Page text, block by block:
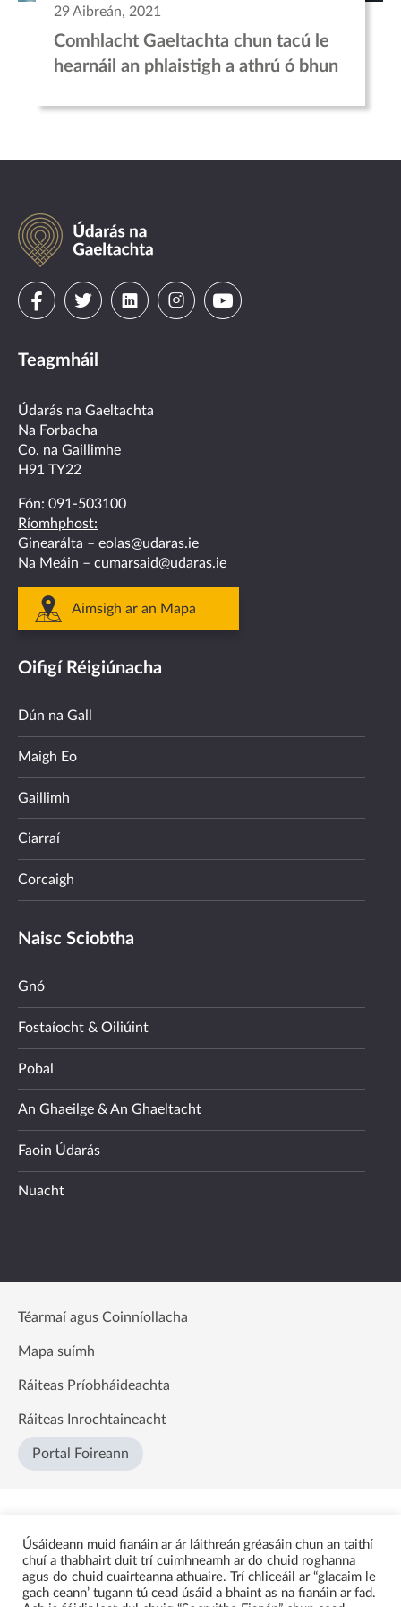
29 Aibreán, 2021
Comhlacht Gaeltachta chun tacú le
hearnáil an phlaistigh a athrú ó bhun
Údarás
na
Gaeltachta
Visit
on
facebook
Visit
on
twitter
Visit
linkedin
VisitVisit
Teagmháil
Údarás na Gaeltachta
Na Forbacha
Co. na Gaillimhe
H91 TY22
Fón: 091-503100
Ríomhphost:
Ginearálta – eolas@udaras.ie
Na Meáin – cumarsaid@udaras.ie
Aimsigh ar an Mapa
Oifigí Réigiúnacha
Dún na Gall
Maigh Eo
Gaillimh
Ciarraí
Corcaigh
Naisc Sciobtha
Gnó
Fostaíocht & Oiliúint
Pobal
An Ghaeilge & An Ghaeltacht
Faoin Údarás
Nuacht
Téarmaí agus Coinníollacha
Mapa suímh
Ráiteas Príobháideachta
Ráiteas Inrochtaineacht
Portal Foireann
Úsáideann muid fianáin ar ár láithreán gréasáin chun an taithí
chuí a thabhairt duit trí cuimhneamh ar do chuid roghanna
agus do chuid cuairteanna athuaire. Trí chliceáil ar “glacaim le
gach ceann’ tugann tú cead úsáid a bhaint as na fianáin ar fad.